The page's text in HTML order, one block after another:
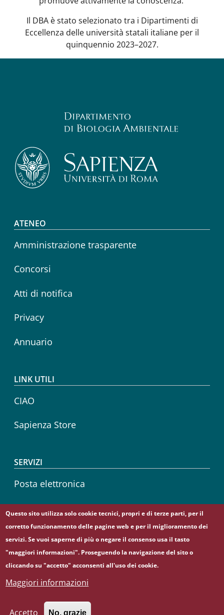
Il DBA è stato selezionato tra i Dipartimenti di
Eccellenza delle università statali italiane per il
quinquennio 2023–2027.
Footer menu
ATENEO
Amministrazione trasparente
Concorsi
Atti di notifica
Privacy
Annuario
LINK UTILI
CIAO
Sapienza Store
SERVIZI
Posta elettronica
Sapienza Wireless
Career service
© Sapienza Università di Roma - Piazzale Aldo Moro 5,
02133771002
Questo sito utilizza solo cookie tecnici, propri e di terze parti, per il
corretto funzionamento delle pagine web e per il miglioramento dei
servizi. Se vuoi saperne di più o negare il consenso usa il tasto
"maggiori informazioni". Proseguendo la navigazione del sito o
cliccando su "accetto" acconsenti all'uso dei cookie.
Maggiori informazioni
Accetto No, grazie